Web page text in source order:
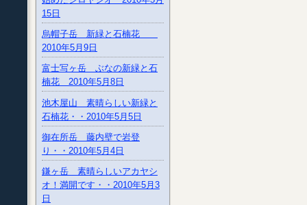
15日
烏帽子岳 新緑と石楠花
2010年5月9日
富士写ヶ岳 ぶなの新緑と石
楠花 2010年5月8日
池木屋山 素晴らしい新緑と
石楠花・・2010年5月5日
御在所岳 藤内壁で岩登
り・・2010年5月4日
鎌ヶ岳 素晴らしいアカヤシ
オ！満開です・・2010年5月3
日